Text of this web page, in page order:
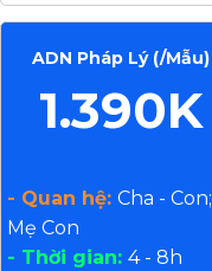
1.390K
- Quan hệ:Cha - Con;
Mẹ Con
- Thời gian: 4 - 8h
ADN Pháp Lý (/Mẫu)